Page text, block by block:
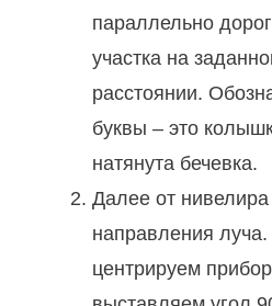
параллельно
участка на
расстоянии.
буквы – это
натянута бечевка.
Далее от
направления
центрируем